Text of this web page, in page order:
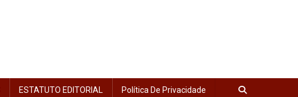
ESTATUTO EDITORIAL Política De Privacidade